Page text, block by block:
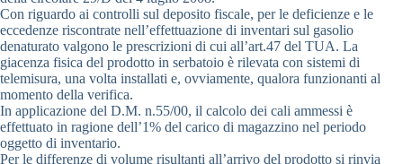
Con riguardo ai controlli sul deposito fiscale, per le deficienze e le
eccedenze riscontrate nell’effettuazione di inventari sul gasolio
denaturato valgono le prescrizioni di cui all’art.47 del TUA. La
giacenza fisica del prodotto in serbatoio è rilevata con sistemi di
telemisura, una volta installati e, ovviamente, qualora funzionanti al
momento della verifica.
In applicazione del D.M. n.55/00, il calcolo dei cali ammessi è
effettuato in ragione dell’1% del carico di magazzino nel periodo
oggetto di inventario.
Per le differenze di volume risultanti all’arrivo del prodotto si rinvia